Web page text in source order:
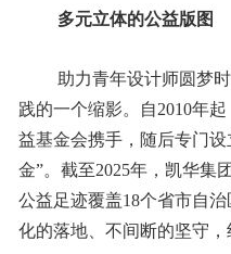
多元立体的公益版图
助力青年设计师圆梦
践的一个缩影。自2010年
益基金会携手，随后专门
金”。截至2025年，凯华集
公益足迹覆盖18个省市自
化的落地、不间断的坚守，